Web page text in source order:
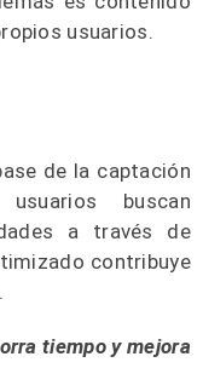
usuarios.
de la captación
buscan
a través de
contribuye
tiempo y mejora